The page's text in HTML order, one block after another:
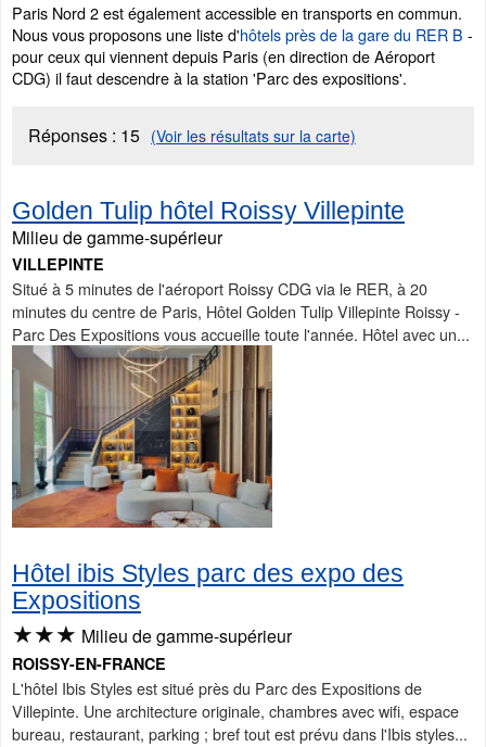
Paris Nord 2 est également accessible en transports en commun.
Nous vous proposons une liste d'hôtels près de la gare du RER B -
pour ceux qui viennent depuis Paris (en direction de Aéroport
CDG) il faut descendre à la station 'Parc des expositions'.
Réponses : 15 (Voir les résultats sur la carte)
Golden Tulip hôtel Roissy Villepinte
Milieu de gamme-supérieur
VILLEPINTE
Situé à 5 minutes de l'aéroport Roissy CDG via le RER, à 20
minutes du centre de Paris, Hôtel Golden Tulip Villepinte Roissy -
Parc Des Expositions vous accueille toute l'année. Hôtel avec un...
Hôtel ibis Styles parc des expo des
Expositions
★★★ Milieu de gamme-supérieur
ROISSY-EN-FRANCE
L'hôtel Ibis Styles est situé près du Parc des Expositions de
Villepinte. Une architecture originale, chambres avec wifi, espace
bureau, restaurant, parking ; bref tout est prévu dans l'Ibis styles...